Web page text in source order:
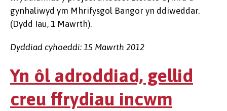
gynhaliwyd ym Mhrifysgol Bangor yn ddiweddar.
(Dydd Iau, 1 Mawrth).
Dyddiad cyhoeddi: 15 Mawrth 2012
Yn ôl adroddiad, gellid
creu ffrydiau incwm